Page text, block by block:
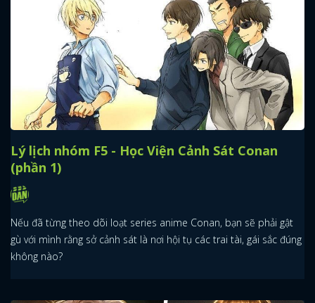
Lý lịch nhóm F5 - Học Viện Cảnh Sát Conan
(phần 1)
Nếu đã từng theo dõi loạt series anime Conan, bạn sẽ phải gật
gù với mình rằng sở cảnh sát là nơi hội tụ các trai tài, gái sắc đúng
không nào?